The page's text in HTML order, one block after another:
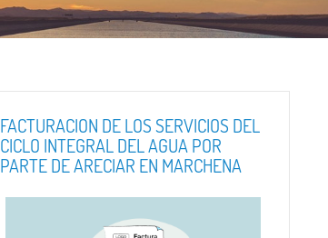
FACTURACIÓN DE LOS SERVICIOS DEL
CICLO INTEGRAL DEL AGUA POR
PARTE DE ARECIAR EN MARCHENA